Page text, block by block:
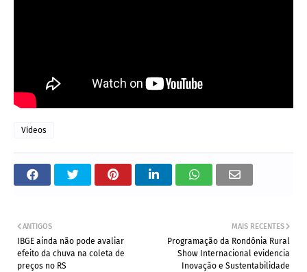
Vídeos
MAIS RECENTES
Programação da Rondônia Rural
Show Internacional evidencia
Inovação e Sustentabilidade
ANTIGOS
IBGE ainda não pode avaliar
efeito da chuva na coleta de
preços no RS